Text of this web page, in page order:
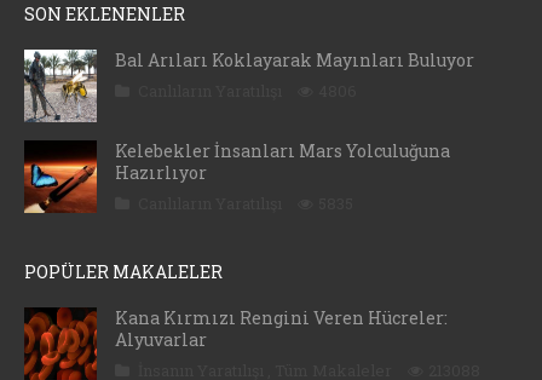
SON EKLENENLER
Bal Arıları Koklayarak Mayınları Buluyor
Kelebekler İnsanları Mars Yolculuğuna
Hazırlıyor
POPÜLER MAKALELER
Kana Kırmızı Rengini Veren Hücreler:
Alyuvarlar